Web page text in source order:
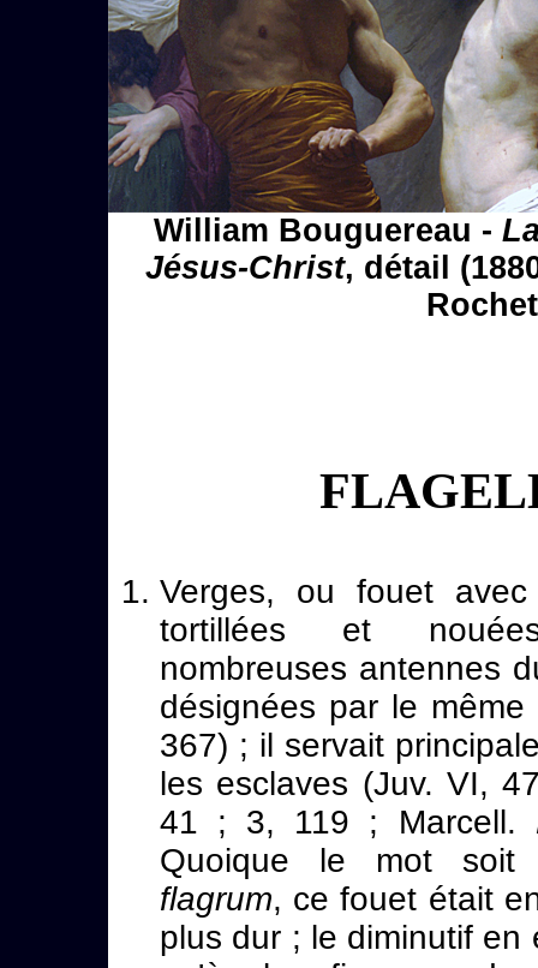
William Bouguereau -
Jésus-Christ, détail
Verges, ou fouet avec
tortillées et
nombreuses antennes
désignées par le
367) ; il servait
les esclaves (Juv. VI,
41 ; 3, 119 ; Marcell.
Quoique le mot soit
flagrum, ce fouet était
plus dur ; le diminutif en